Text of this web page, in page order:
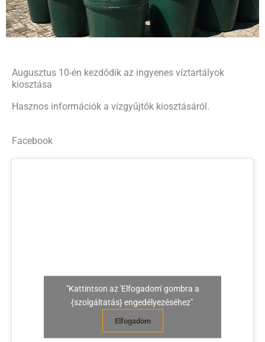
Augusztus 10-én kezdődik az ingyenes víztartályok
kiosztása
Hasznos információk a vízgyűjtők kiosztásáról.
Facebook
"Kattintson az 'Elfogadom' gombra a
{szolgáltatás} engedélyezéséhez"
Elfogadom